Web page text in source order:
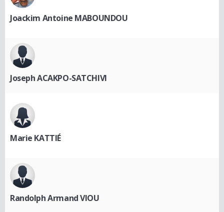
Joackim Antoine MABOUNDOU
Joseph ACAKPO-SATCHIVI
Marie KATTIÉ
Randolph Armand VIOU